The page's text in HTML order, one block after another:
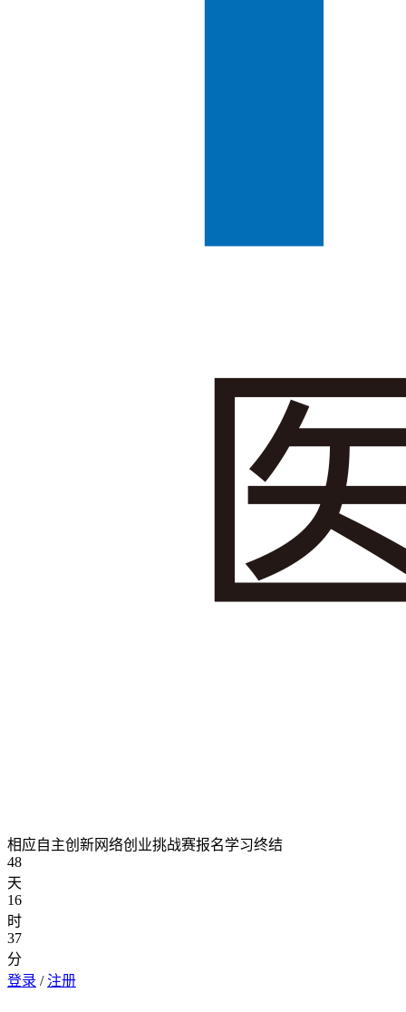
相应自主创新网络创业挑战赛报名学习终结
48
天
16
时
37
分
登录 /注册